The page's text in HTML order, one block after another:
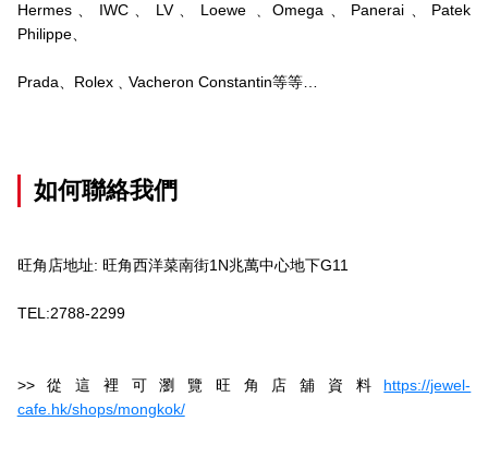
Hermes、IWC、LV、Loewe﹑Omega、Panerai、Patek
Philippe、
Prada、Rolex﹑Vacheron Constantin等等…
如何聯絡我們
旺角店地址: 旺角西洋菜南街1N兆萬中心地下G11
TEL:2788-2299
>>從這裡可瀏覽旺角店舖資料 https://jewel-
cafe.hk/shops/mongkok/